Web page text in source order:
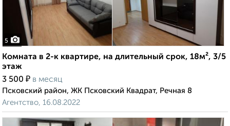
5
Комната в 2-к квартире, на длительный срок, 18м², 3/5
этаж
3 500 ₽ в месяц
Псковский район, ЖК Псковский Квадрат, Речная 8
Агентство, 16.08.2022